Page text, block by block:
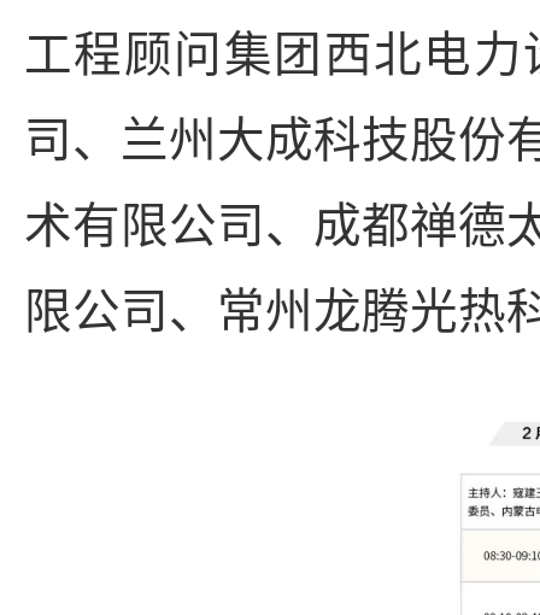
工程顾问集团西北电
司、兰州大成科技股份
术有限公司、成都禅德
限公司、常州龙腾光热